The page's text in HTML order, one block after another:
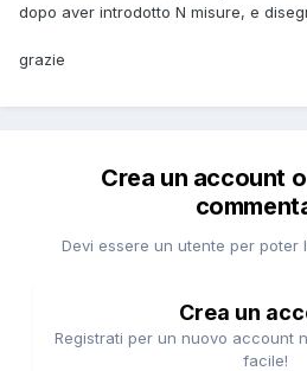
dopo aver introdotto N misure, e
grazie
Crea un account
Devi essere un utente per poter
Crea un
Registrati per un nuovo account
facile!